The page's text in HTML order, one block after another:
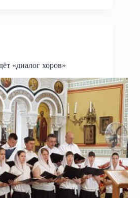
«диалог хоров»